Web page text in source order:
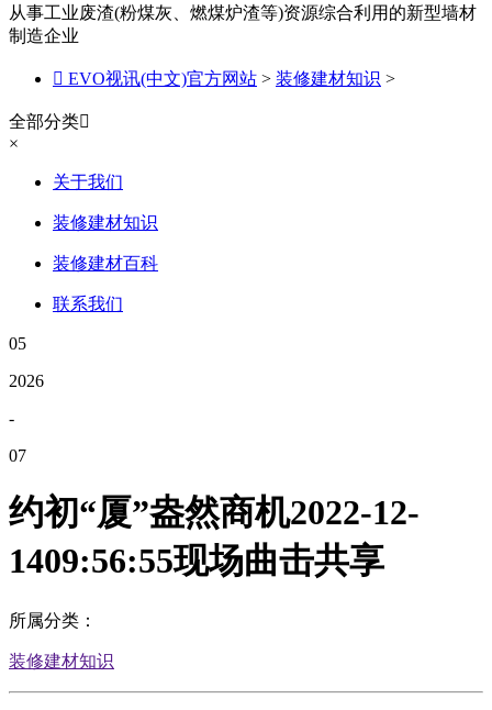
从事工业废渣(粉煤灰、燃煤炉渣等)资源综合利用的新型墙材
制造企业
 EVO视讯(中文)官方网站 > 装修建材知识 >
全部分类
×
关于我们
装修建材知识
装修建材百科
联系我们
05
2026
-
07
约初“厦”盎然商机2022-12-
1409:56:55现场曲击共享
所属分类：
装修建材知识